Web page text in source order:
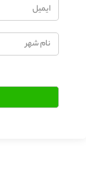
ایمیل
نام
شهر